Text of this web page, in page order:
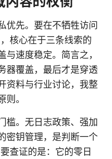
优先。要在不牺牲访问
核心在于三条线索的
与速度稳定。简言之，
器覆盖，最后才是穿透
资料与行业讨论，我整
。
槛。无日志政策、强加
密钥管理，是判断一个
查证的是：它的零日